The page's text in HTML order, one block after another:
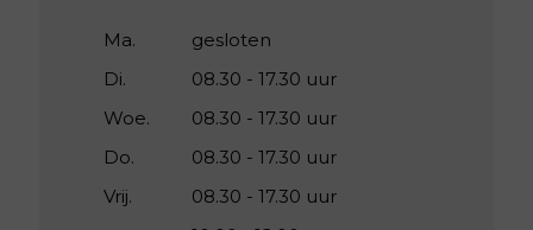
Ma.
gesloten
Di.
08.30 - 17.30 uur
Woe.
08.30 - 17.30 uur
Do.
08.30 - 17.30 uur
Vrij.
08.30 - 17.30 uur